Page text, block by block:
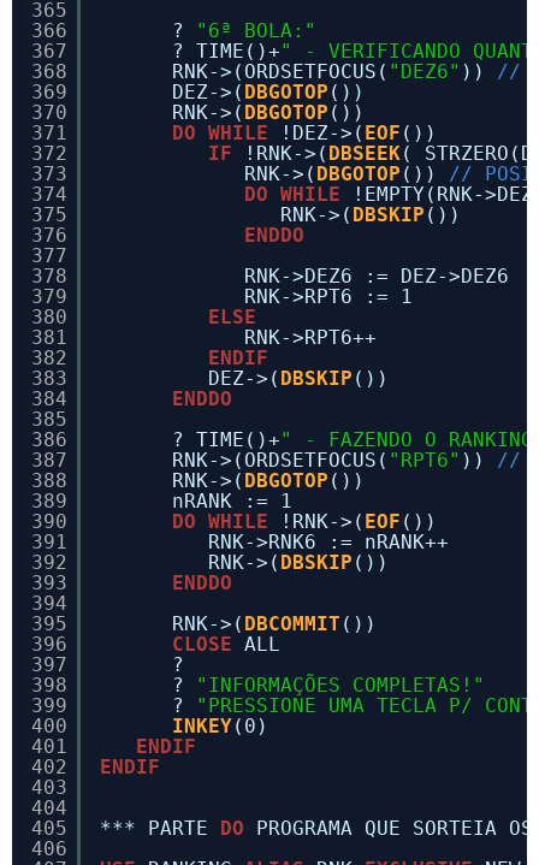
365
366
367
368
369
370
371
372
373
374
375
376
377
378
379
380
381
382
383
384
385
386
387
388
389
390
391
392
393
394
395
396
397
398
399
400
401
402
403
404
405
406
?
"6ª BOLA:"
? TIME()+" - VERIFICANDO
RNK->(ORDSETFOCUS( "DEZ6" )) //
DEZ->( DBGOTOP ())
RNK->( DBGOTOP ())
DO WHILE !DEZ->( EOF ())
IF
!RNK->( DBSEEK(
RNK->( DBGOTOP ()) //
DO WHILE
!EMPTY(RNK-
RNK->( DBSKIP ())
ENDDO
RNK->DEZ6 := DEZ->DEZ6
RNK->RPT6 := 1
ELSE
RNK->RPT6++
ENDIF
DEZ->( DBSKIP ())
ENDDO
? TIME()+" - FAZENDO O
RNK->(ORDSETFOCUS( "RPT6" )) //
RNK->( DBGOTOP ())
nRANK := 1
DO WHILE !RNK->( EOF ())
RNK->RNK6 := nRANK++
RNK->( DBSKIP ())
ENDDO
RNK->( DBCOMMIT ())
CLOSE ALL
?
?
"INFORMAÇÕES COMPLETAS!"
?
"PRESSIONE UMA TECLA P/
INKEY(0)
ENDIF
ENDIF
*** PARTE DO
PROGRAMA QUE